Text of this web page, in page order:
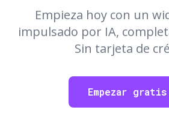
Empieza hoy con un
impulsado por IA,
Sin tarjeta de
Empezar gratis